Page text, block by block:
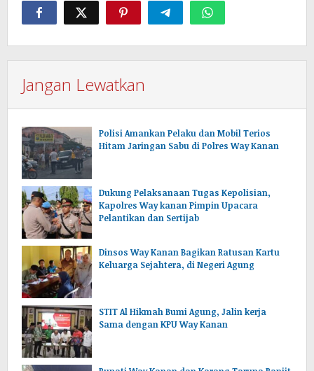
Jangan Lewatkan
Polisi Amankan Pelaku dan Mobil Terios
Hitam Jaringan Sabu di Polres Way Kanan
Dukung Pelaksanaan Tugas Kepolisian,
Kapolres Way kanan Pimpin Upacara
Pelantikan dan Sertijab
Dinsos Way Kanan Bagikan Ratusan Kartu
Keluarga Sejahtera, di Negeri Agung
STIT Al Hikmah Bumi Agung, Jalin kerja
Sama dengan KPU Way Kanan